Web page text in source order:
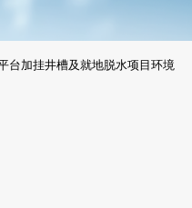
台加挂井槽及就地脱水项目环境